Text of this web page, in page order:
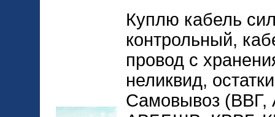
Куплю кабель
контрольный,
провод с
неликвид,
Самовывоз